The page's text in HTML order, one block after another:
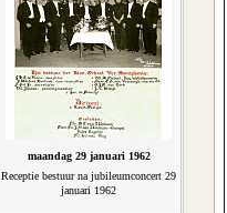
maandag 29 januari 1962
Receptie bestuur na jubileumconcert 29
januari 1962